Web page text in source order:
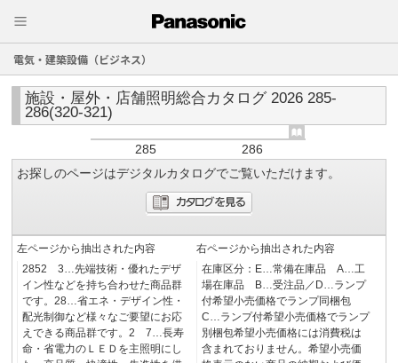
電気・建築設備（ビジネス）
施設・屋外・店舗照明総合カタログ 2026 285-
286(320-321)
285
286
お探しのページはデジタルカタログでご覧いただけます。
左ページから抽出された内容
2852 3…先端技術・優れたデザ
イン性などを持ち合わせた商品群
です。28…省エネ・デザイン性・
配光制御など様々なご要望にお応
えできる商品群です。2 7…長寿
命・省電力のＬＥＤを主照明にし
右ページから抽出された内容
在庫区分：E…常備在庫品 A…工
場在庫品 B…受注品／D…ランプ
付希望小売価格でランプ同梱包
C…ランプ付希望小売価格でランプ
別梱包希望小売価格には消費税は
含まれておりません。希望小売価